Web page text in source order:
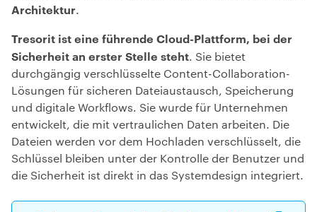
Architektur.
Tresorit ist eine führende Cloud-Plattform, bei der
Sicherheit an erster Stelle steht. Sie bietet
durchgängig verschlüsselte Content-Collaboration-
Lösungen für sicheren Dateiaustausch, Speicherung
und digitale Workflows. Sie wurde für Unternehmen
entwickelt, die mit vertraulichen Daten arbeiten. Die
Dateien werden vor dem Hochladen verschlüsselt, die
Schlüssel bleiben unter der Kontrolle der Benutzer und
die Sicherheit ist direkt in das Systemdesign integriert.